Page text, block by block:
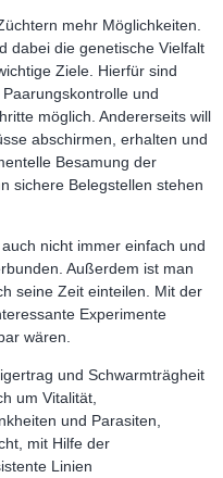
mehr Möglichkeiten.
dabei die genetische Vielfalt
Ziele. Hierfür sind
und
möglich. Andererseits will
abschirmen, erhalten und
Besamung der
sichere Belegstellen stehen
nicht immer einfach und
Außerdem ist man
seine Zeit einteilen. Mit der
Experimente
wären.
und Schwarmträgheit
um Vitalität,
und Parasiten,
mit Hilfe der
Linien